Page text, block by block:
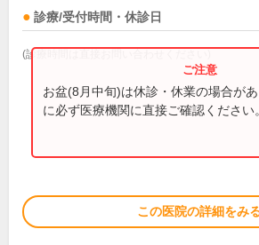
診療/受付時間・休診日
(診療時間は直接お問い合わせください)
お盆(8月中旬)は休診・休業の場合が
に必ず医療機関に直接ご確認ください。
この医院の詳細をみ